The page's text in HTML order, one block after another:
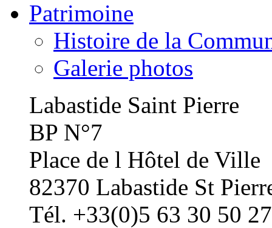
Patrimoine
Histoire de la
Galerie photos
Labastide Saint Pierre
BP N°7
Place de l Hôtel de Ville
82370 Labastide St
Tél. +33(0)5 63 30 50 27